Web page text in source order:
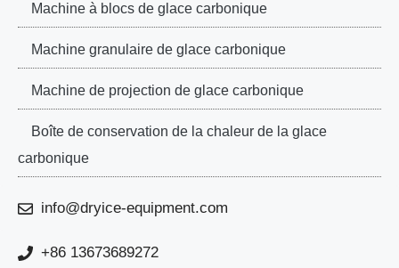
Machine à blocs de glace carbonique
Machine granulaire de glace carbonique
Machine de projection de glace carbonique
Boîte de conservation de la chaleur de la glace
carbonique
info@dryice-equipment.com
+86 13673689272